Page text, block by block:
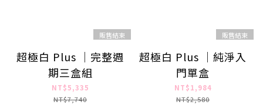
販售結束
超極白 Plus ｜完整週
期三盒組
NT$5,335
NT$7,740
販售結束
超極白 Plus ｜純淨入
門單盒
NT$1,984
NT$2,580